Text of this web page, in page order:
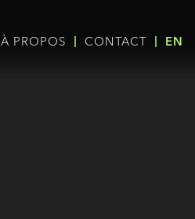
À PROPOS CONTACT EN